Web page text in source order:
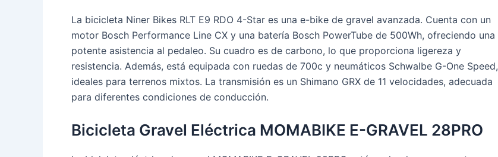
La bicicleta Niner Bikes RLT E9 RDO 4-Star es una e-bike de gravel avanzada. Cuenta con un
motor Bosch Performance Line CX y una batería Bosch PowerTube de 500Wh, ofreciendo una
potente asistencia al pedaleo. Su cuadro es de carbono, lo que proporciona ligereza y
resistencia. Además, está equipada con ruedas de 700c y neumáticos Schwalbe G-One Speed,
ideales para terrenos mixtos. La transmisión es un Shimano GRX de 11 velocidades, adecuada
para diferentes condiciones de conducción.
Bicicleta Gravel Eléctrica MOMABIKE E-GRAVEL 28PRO